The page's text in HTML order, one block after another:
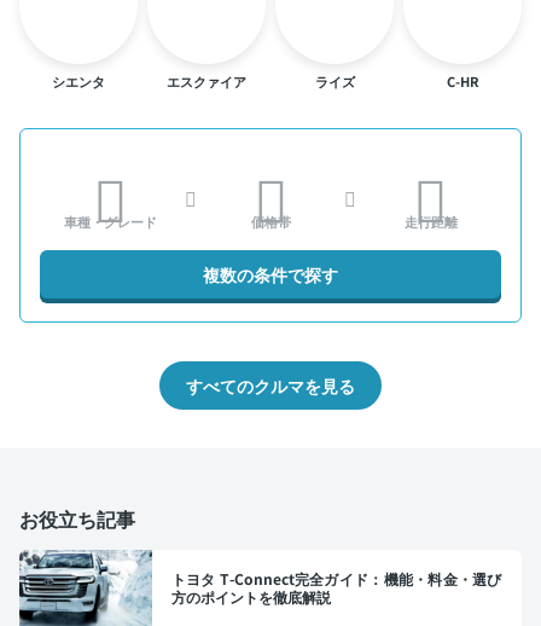
シエンタ エスクァイア ライズ C-HR
車種・グレード 価格帯 走行距離
複数の条件で探す
すべてのクルマを見る
お役立ち記事
トヨタ T-Connect完全ガイド：機能・料金・選び
方のポイントを徹底解説